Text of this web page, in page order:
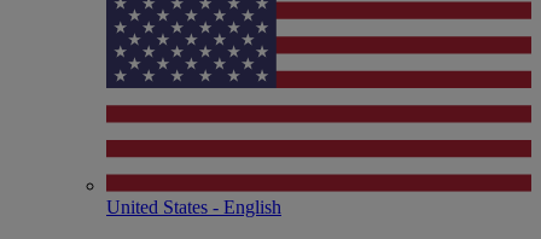
United States - English